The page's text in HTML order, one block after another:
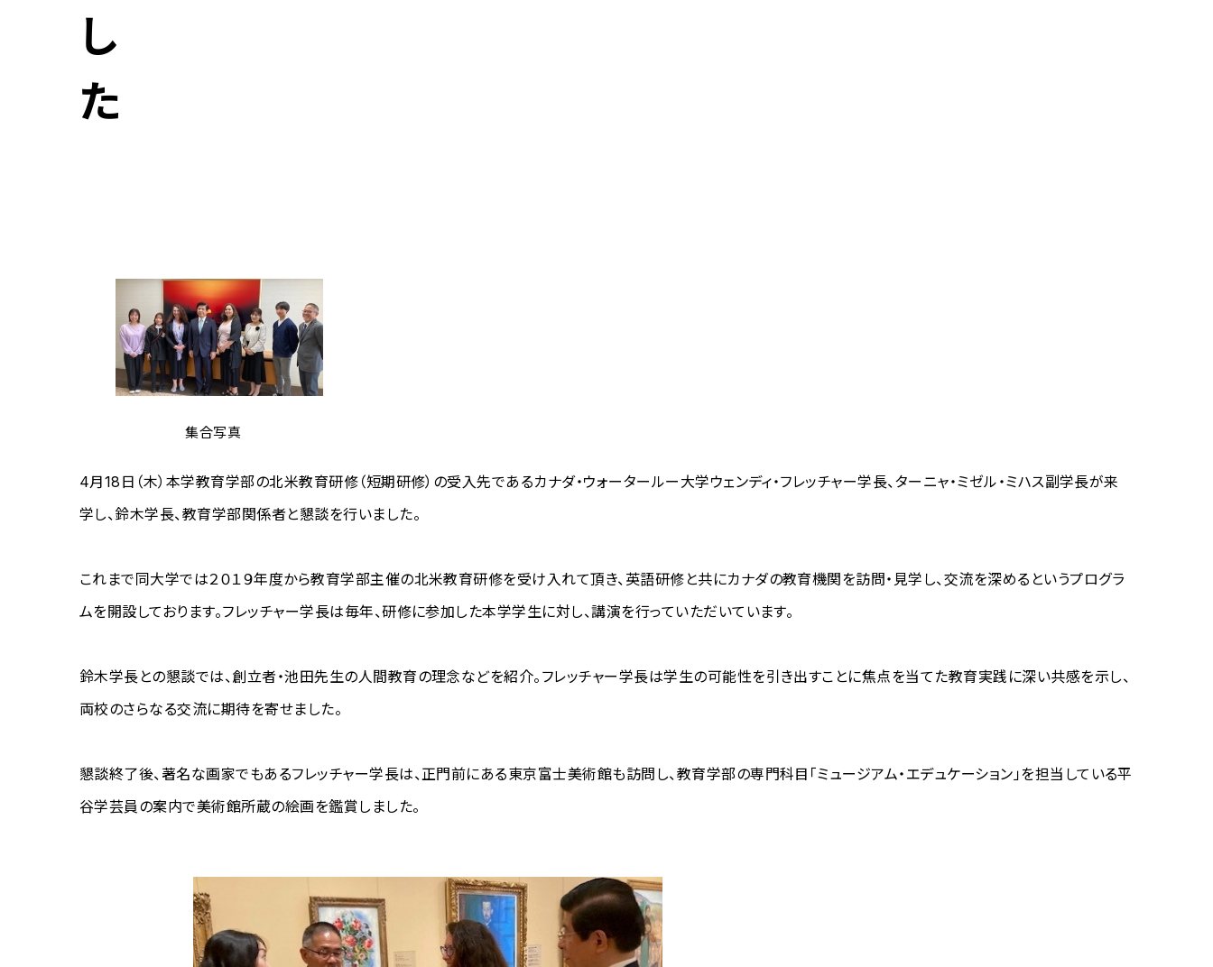
し
た
集合写真
4月18日（木）本学教育学部の北米教育研修（短期研修）の受入先であるカナダ・ウォータールー大学ウェンディ・フレッチャー学長、ターニャ・ミゼル・ミハス副学長が来
学し、鈴木学長、教育学部関係者と懇談を行いました。
これまで同大学では２０１９年度から教育学部主催の北米教育研修を受け入れて頂き、英語研修と共にカナダの教育機関を訪問・見学し、交流を深めるというプログラ
ムを開設しております。フレッチャー学長は毎年、研修に参加した本学学生に対し、講演を行っていただいています。
鈴木学長との懇談では、創立者・池田先生の人間教育の理念などを紹介。フレッチャー学長は学生の可能性を引き出すことに焦点を当てた教育実践に深い共感を示し、
両校のさらなる交流に期待を寄せました。
懇談終了後、著名な画家でもあるフレッチャー学長は、正門前にある東京富士美術館も訪問し、教育学部の専門科目「ミュージアム・エデュケーション」を担当している平
谷学芸員の案内で美術館所蔵の絵画を鑑賞しました。